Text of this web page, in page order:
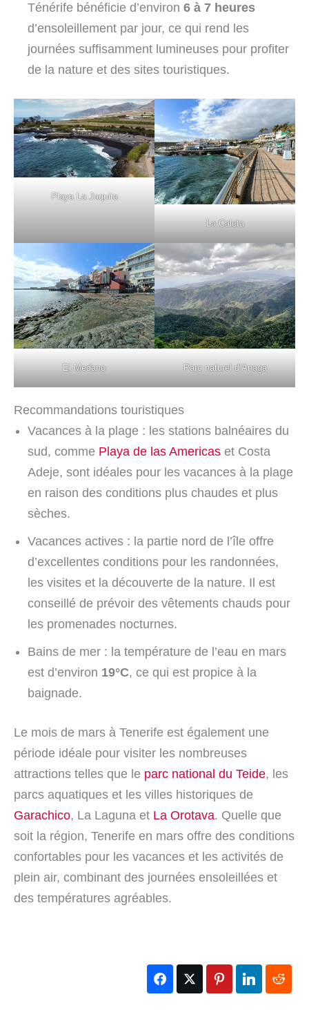
Ténérife bénéficie d’environ 6 à 7 heures
d’ensoleillement par jour, ce qui rend les
journées suffisamment lumineuses pour profiter
de la nature et des sites touristiques.
Playa La Jaquita
La Caleta
El Medano Parc naturel d’Anaga
Recommandations touristiques
Vacances à la plage : les stations balnéaires du
sud, comme Playa de las Americas et Costa
Adeje, sont idéales pour les vacances à la plage
en raison des conditions plus chaudes et plus
sèches.
Vacances actives : la partie nord de l’île offre
d’excellentes conditions pour les randonnées,
les visites et la découverte de la nature. Il est
conseillé de prévoir des vêtements chauds pour
les promenades nocturnes.
Bains de mer : la température de l’eau en mars
est d’environ 19°C, ce qui est propice à la
baignade.
Le mois de mars à Tenerife est également une
période idéale pour visiter les nombreuses
attractions telles que le parc national du Teide, les
parcs aquatiques et les villes historiques de
Garachico, La Laguna et La Orotava. Quelle que
soit la région, Tenerife en mars offre des conditions
confortables pour les vacances et les activités de
plein air, combinant des journées ensoleillées et
des températures agréables.